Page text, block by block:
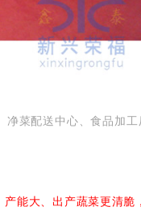
菜配送中心、食品加
能大、出产蔬菜更清